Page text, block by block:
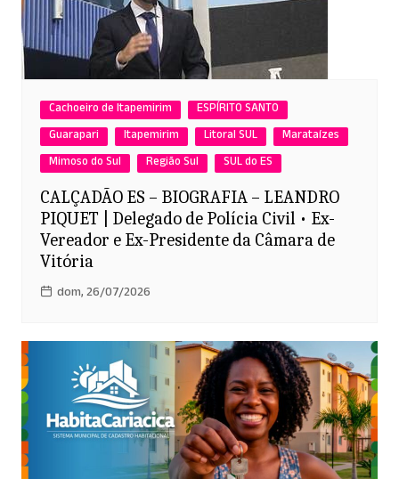
Cachoeiro de Itapemirim
ESPÍRITO SANTO
Guarapari
Itapemirim Litoral SUL
Marataízes
Mimoso do Sul
Região Sul SUL do ES
CALÇADÃO ES – BIOGRAFIA – LEANDRO
PIQUET | Delegado de Polícia Civil • Ex-
Vereador e Ex-Presidente da Câmara de
Vitória
dom, 26/07/2026